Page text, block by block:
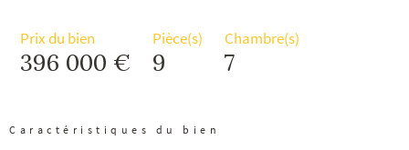
Prix du bien
396 000 €
Pièce(s)
9
Chambre(s)
7
Caractéristiques du bien